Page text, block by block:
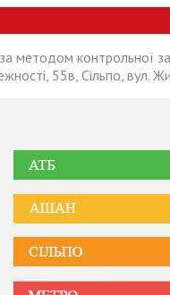
методом контрольної
55в, Сільпо, вул.